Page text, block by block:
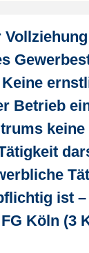
Betrieb
keine
ist –
Köln (3